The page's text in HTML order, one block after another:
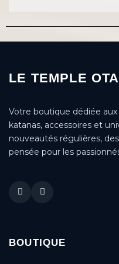
LE TEMPLE
Votre boutique dédiée
katanas, accessoires et
nouveautés régulières,
pensée pour les
BOUTIQUE